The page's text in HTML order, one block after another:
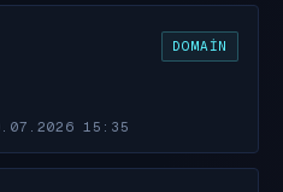
DOMAIN
15:35